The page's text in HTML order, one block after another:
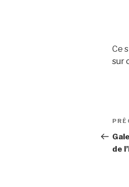
Ce
sur
de
de